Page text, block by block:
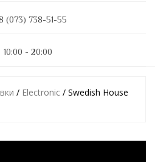
(073) 738-51-55
10:00 - 20:00
/ Electronic / Swedish House